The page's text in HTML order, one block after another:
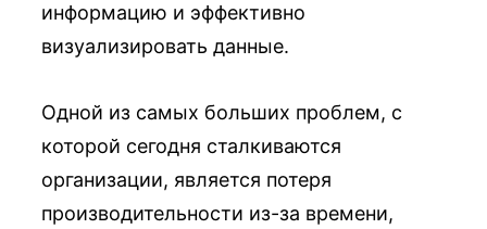
информацию и эффективно
визуализировать данные.
Одной из самых больших проблем, с
которой сегодня сталкиваются
организации, является потеря
производительности из-за времени,